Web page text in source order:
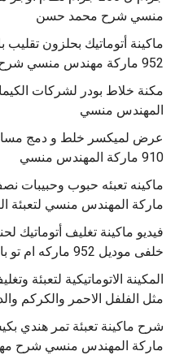
منسي شرح محمد حسن
‫ماكينة أتوماتيك بحلزون تقليب
المهندس منسي
عرض لميكسر خلط و دمج
910 ماركة المهندس منسي
‫فيديو ماكينة تغليف أتوماتيك
خلفى موديل 952 ماركه ام تو باك
المكينة الاتوماتيكية لتعبئة
مثل الفلفل الاحمر والكركم